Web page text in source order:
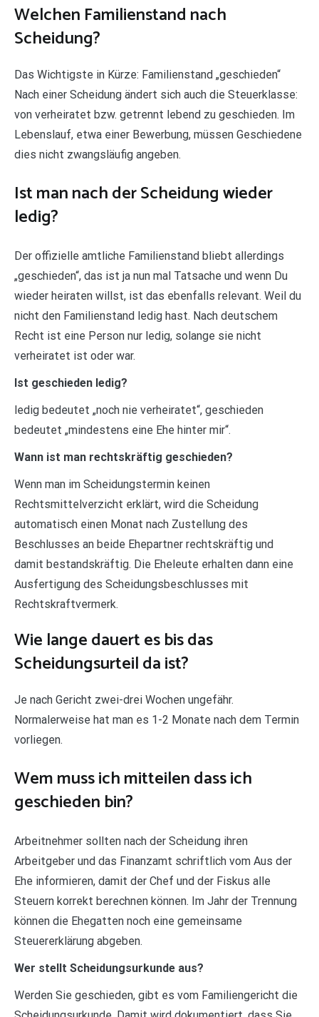
Welchen Familienstand nach
Scheidung?
Das Wichtigste in Kürze: Familienstand „geschieden“
Nach einer Scheidung ändert sich auch die Steuerklasse:
von verheiratet bzw. getrennt lebend zu geschieden. Im
Lebenslauf, etwa einer Bewerbung, müssen Geschiedene
dies nicht zwangsläufig angeben.
Ist man nach der Scheidung wieder
ledig?
Der offizielle amtliche Familienstand bliebt allerdings
„geschieden“, das ist ja nun mal Tatsache und wenn Du
wieder heiraten willst, ist das ebenfalls relevant. Weil du
nicht den Familienstand ledig hast. Nach deutschem
Recht ist eine Person nur ledig, solange sie nicht
verheiratet ist oder war.
Ist geschieden ledig?
ledig bedeutet „noch nie verheiratet“, geschieden
bedeutet „mindestens eine Ehe hinter mir“.
Wann ist man rechtskräftig geschieden?
Wenn man im Scheidungstermin keinen
Rechtsmittelverzicht erklärt, wird die Scheidung
automatisch einen Monat nach Zustellung des
Beschlusses an beide Ehepartner rechtskräftig und
damit bestandskräftig. Die Eheleute erhalten dann eine
Ausfertigung des Scheidungsbeschlusses mit
Rechtskraftvermerk.
Wie lange dauert es bis das
Scheidungsurteil da ist?
Je nach Gericht zwei-drei Wochen ungefähr.
Normalerweise hat man es 1-2 Monate nach dem Termin
vorliegen.
Wem muss ich mitteilen dass ich
geschieden bin?
Arbeitnehmer sollten nach der Scheidung ihren
Arbeitgeber und das Finanzamt schriftlich vom Aus der
Ehe informieren, damit der Chef und der Fiskus alle
Steuern korrekt berechnen können. Im Jahr der Trennung
können die Ehegatten noch eine gemeinsame
Steuererklärung abgeben.
Wer stellt Scheidungsurkunde aus?
Werden Sie geschieden, gibt es vom Familiengericht die